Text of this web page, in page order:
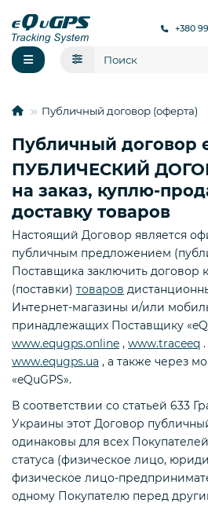
+380
Публичный договор (оферта)
Публичный договор
ПУБЛИЧЕСКИЙ
на заказ, куплю-
доставку товаров
Настоящий Договор является
публичным предложением
Поставщика заключить договор
(поставки) товаров
Интернет-магазины и/или
принадлежащих Поставщику
www.equgps.online , www.traceeq .
www.equgps.ua , а также через
«eQuGPS».
В соответствии со статьей 633
Украины этот Договор
одинаковы для всех
статуса (физическое лицо,
физическое лицо-
одному Покупателю перед